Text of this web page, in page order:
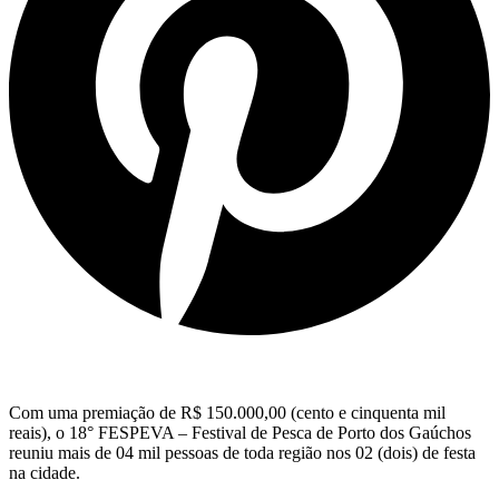
Com uma premiação de R$ 150.000,00 (cento e cinquenta mil
reais), o 18° FESPEVA – Festival de Pesca de Porto dos Gaúchos
reuniu mais de 04 mil pessoas de toda região nos 02 (dois) de festa
na cidade.